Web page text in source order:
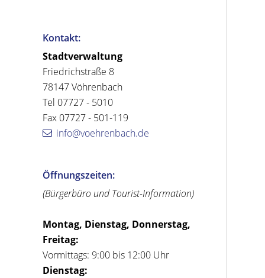
Kontakt:
Stadtverwaltung
Friedrichstraße 8
78147 Vöhrenbach
Tel 07727 - 5010
Fax 07727 - 501-119
info@voehrenbach.de
Öffnungszeiten:
(Bürgerbüro und Tourist-Information)
Montag, Dienstag, Donnerstag,
Freitag:
Vormittags: 9:00 bis 12:00 Uhr
Dienstag: